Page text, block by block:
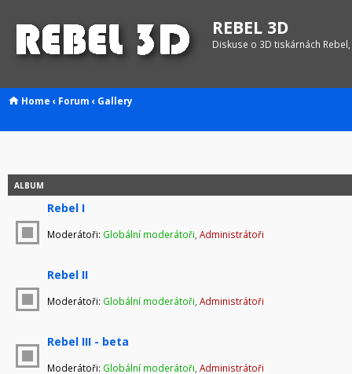
REBEL 3D
Diskuse o 3D tiskárnách
Home ‹ Forum ‹ Gallery
ALBUM
Rebel I
Moderátoři: Globální moderátoři Administrátoři
Rebel II
Moderátoři: Globální moderátoři Administrátoři
Rebel III - beta
Moderátoři: Globální moderátoři Administrátoři